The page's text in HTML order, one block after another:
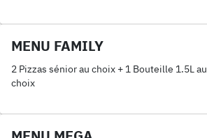
MENU FAMILY
2 Pizzas sénior au choix + 1 Bouteille 1.5L au
choix